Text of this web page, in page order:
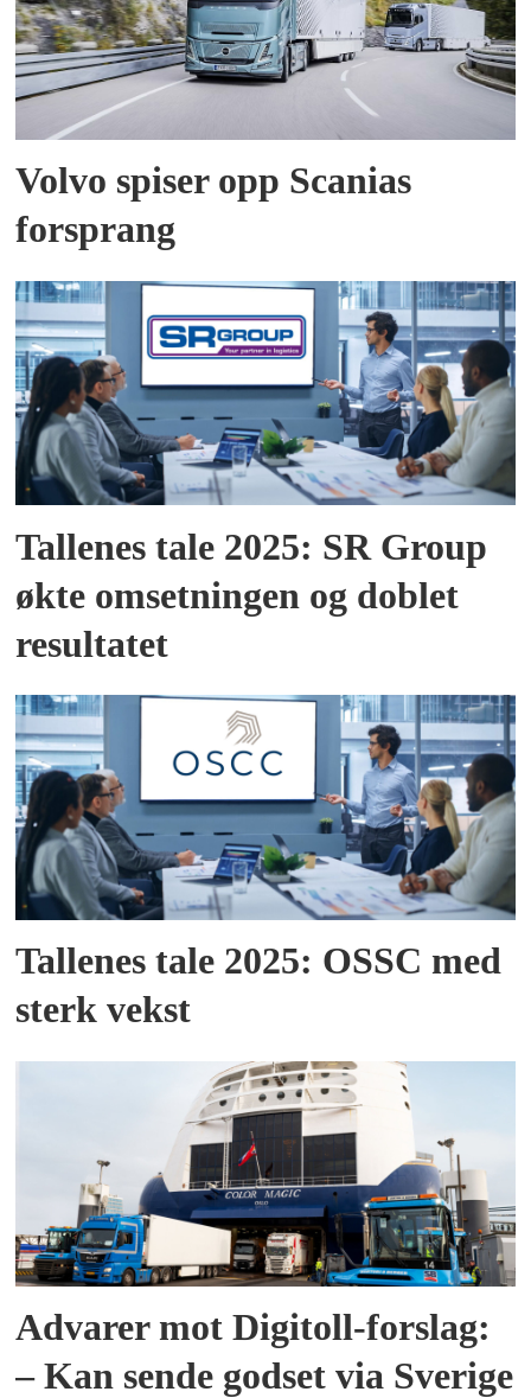
Volvo spiser opp Scanias
forsprang
Tallenes tale 2025: SR Group
økte omsetningen og doblet
resultatet
Tallenes tale 2025: OSSC med
sterk vekst
Advarer mot Digitoll-forslag:
– Kan sende godset via Sverige